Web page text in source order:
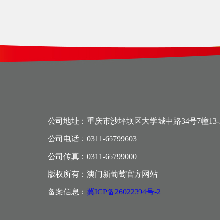
公司地址：重庆市沙坪坝区大学城中路34号7幢13-
公司电话：0311-66799603
公司传真：0311-66799000
版权所有：澳门新葡萄官方网站
备案信息： 冀ICP备26022394号-2